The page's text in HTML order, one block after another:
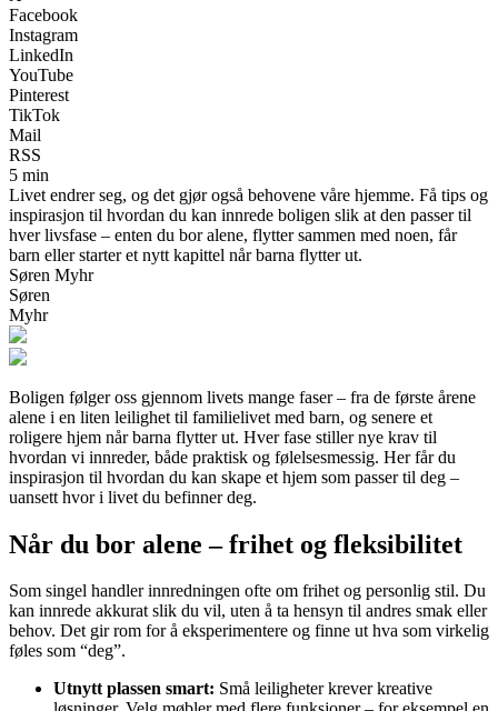
Facebook
Instagram
LinkedIn
YouTube
Pinterest
TikTok
Mail
RSS
5 min
Livet endrer seg, og det gjør også behovene våre hjemme. Få tips og
inspirasjon til hvordan du kan innrede boligen slik at den passer til
hver livsfase – enten du bor alene, flytter sammen med noen, får
barn eller starter et nytt kapittel når barna flytter ut.
Søren Myhr
Søren
Myhr
Boligen følger oss gjennom livets mange faser – fra de første årene
alene i en liten leilighet til familielivet med barn, og senere et
roligere hjem når barna flytter ut. Hver fase stiller nye krav til
hvordan vi innreder, både praktisk og følelsesmessig. Her får du
inspirasjon til hvordan du kan skape et hjem som passer til deg –
uansett hvor i livet du befinner deg.
Når du bor alene – frihet og fleksibilitet
Som singel handler innredningen ofte om frihet og personlig stil. Du
kan innrede akkurat slik du vil, uten å ta hensyn til andres smak eller
behov. Det gir rom for å eksperimentere og finne ut hva som virkelig
føles som “deg”.
Utnytt plassen smart: Små leiligheter krever kreative